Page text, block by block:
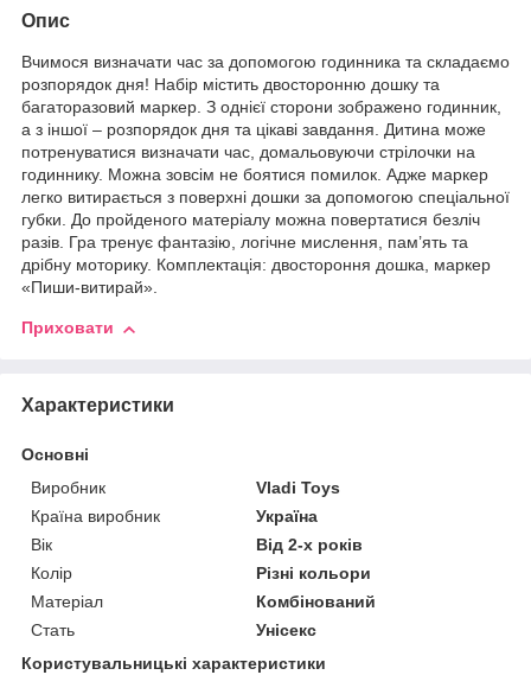
Опис
Вчимося визначати час за допомогою годинника та складаємо
розпорядок дня! Набір містить двосторонню дошку та
багаторазовий маркер. З однієї сторони зображено годинник,
а з іншої – розпорядок дня та цікаві завдання. Дитина може
потренуватися визначати час, домальовуючи стрілочки на
годиннику. Можна зовсім не боятися помилок. Адже маркер
легко витирається з поверхні дошки за допомогою спеціальної
губки. До пройденого матеріалу можна повертатися безліч
разів. Гра тренує фантазію, логічне мислення, пам’ять та
дрібну моторику. Комплектація: двостороння дошка, маркер
«Пиши-витирай».
Приховати
Характеристики
Основні
Виробник
Vladi Toys
Країна виробник
Україна
Вік
Від 2-х років
Колір
Різні кольори
Матеріал
Комбінований
Стать
Унісекс
Користувальницькі характеристики